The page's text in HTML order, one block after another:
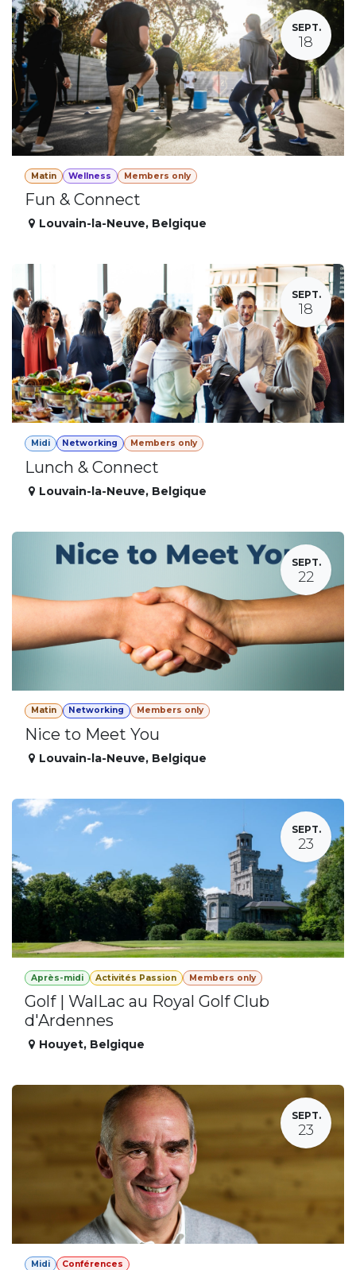
SEPT.
18
Matin Wellness Members only
Fun & Connect
Louvain-la-Neuve, Belgique
SEPT.
18
Midi Networking Members only
Lunch & Connect
Louvain-la-Neuve, Belgique
SEPT.
22
Matin Networking Members only
Nice to Meet You
Louvain-la-Neuve, Belgique
SEPT.
23
Après-midi Activités Passion Members only
Golf | WalLac au Royal Golf Club
d'Ardennes
Houyet, Belgique
SEPT.
23
Midi Conférences